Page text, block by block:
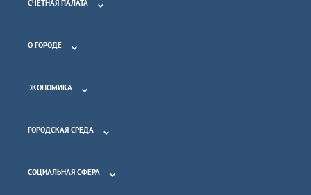
СЧЕТНАЯ ПАЛАТА
О ГОРОДЕ
ЭКОНОМИКА
ГОРОДСКАЯ СРЕДА
СОЦИАЛЬНАЯ СФЕРА